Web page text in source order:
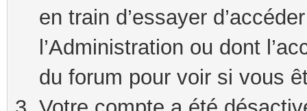
en train d’essayer
l’Administration ou dont
du forum pour voir si vous